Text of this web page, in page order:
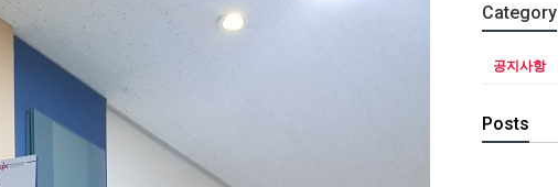
Category
공지사항
Posts